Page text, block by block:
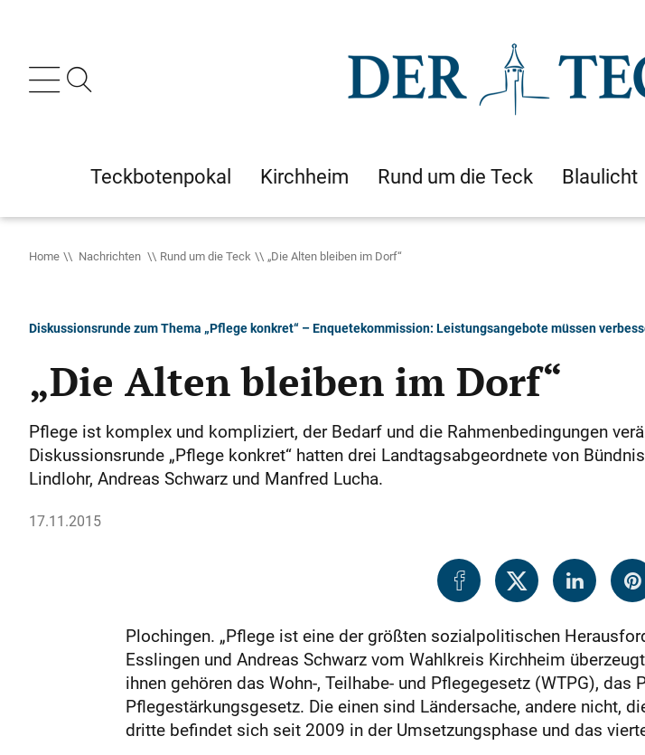
Teckbotenpokal Kirchheim Rund um die Teck Blaulicht
Home Nachrichten Rund um die Teck „Die Alten bleiben im Dorf“
Diskussionsrunde zum Thema „Pflege konkret“ – Enquetekommission: Leistungsangebote müssen
„Die Alten bleiben im Dorf“
Pflege ist komplex und kompliziert, der Bedarf und die Rahmenbedingungen
Diskussionsrunde „Pflege konkret“ hatten drei Landtagsabgeordnete von
Lindlohr, Andreas Schwarz und Manfred Lucha.
17.11.2015
Plochingen. „Pflege ist eine der größten sozialpolitischen
Esslingen und Andreas Schwarz vom Wahlkreis Kirchheim
ihnen gehören das Wohn-, Teilhabe- und Pflegegesetz (WTPG),
Pflegestärkungsgesetz. Die einen sind Ländersache, andere nicht,
dritte befindet sich seit 2009 in der Umsetzungsphase und das